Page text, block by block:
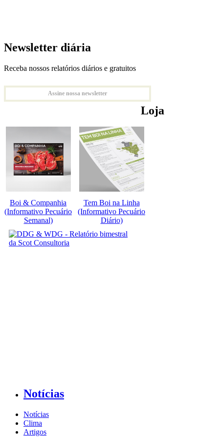
Newsletter diária
Receba nossos relatórios diários e gratuitos
Assine nossa newsletter
Loja
Boi & Companhia
(Informativo Pecuário
Semanal)
Tem Boi na Linha
(Informativo Pecuário
Diário)
Notícias
Notícias
Clima
Artigos